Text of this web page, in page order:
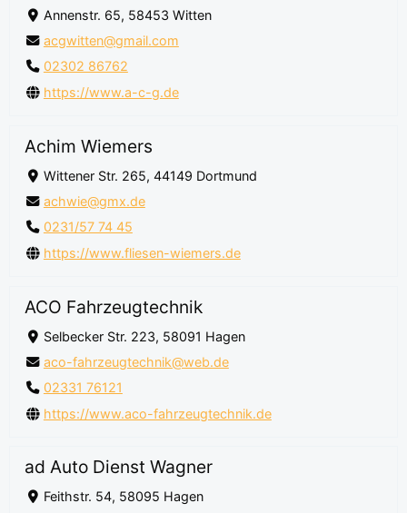
Annenstr. 65, 58453 Witten
acgwitten@gmail.com
02302 86762
https://www.a-c-g.de
Achim Wiemers
Wittener Str. 265, 44149 Dortmund
achwie@gmx.de
0231/57 74 45
https://www.fliesen-wiemers.de
ACO Fahrzeugtechnik
Selbecker Str. 223, 58091 Hagen
aco-fahrzeugtechnik@web.de
02331 76121
https://www.aco-fahrzeugtechnik.de
ad Auto Dienst Wagner
Feithstr. 54, 58095 Hagen